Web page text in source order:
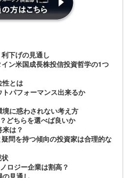
下げの見通し
ン米国成長株投信投資哲学の1つ
性とは
パフォーマンス出来るか
に惑わされない考え方
どちらを選べば良いか
は？
問を持つ傾向の投資家は合理的な
ロジー企業は割高？